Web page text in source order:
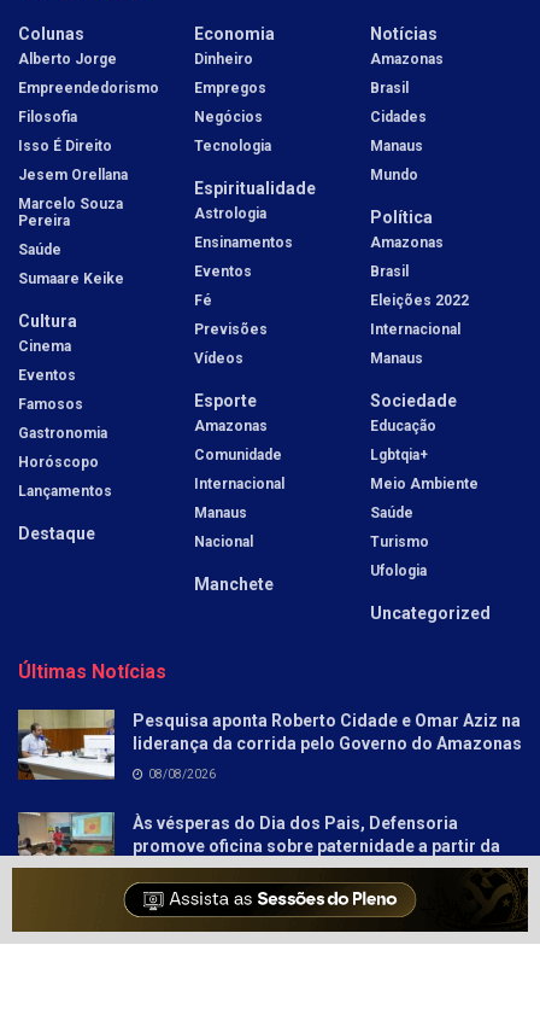
Colunas
Alberto Jorge
Empreendedorismo
Filosofia
Isso É Direito
Jesem Orellana
Marcelo Souza
Pereira
Saúde
Sumaare Keike
Cultura
Cinema
Eventos
Famosos
Gastronomia
Horóscopo
Lançamentos
Destaque
Economia
Dinheiro
Empregos
Negócios
Tecnologia
Espiritualidade
Astrologia
Ensinamentos
Eventos
Fé
Previsões
Vídeos
Esporte
Amazonas
Comunidade
Internacional
Manaus
Nacional
Manchete
Notícias
Amazonas
Brasil
Cidades
Manaus
Mundo
Política
Amazonas
Brasil
Eleições 2022
Internacional
Manaus
Sociedade
Educação
Lgbtqia+
Meio Ambiente
Saúde
Turismo
Ufologia
Uncategorized
Últimas Notícias
Pesquisa aponta Roberto Cidade e Omar Aziz na
liderança da corrida pelo Governo do Amazonas
08/08/2026
Às vésperas do Dia dos Pais, Defensoria
promove oficina sobre paternidade a partir da
literatura para socioeducandos
08/08/2026